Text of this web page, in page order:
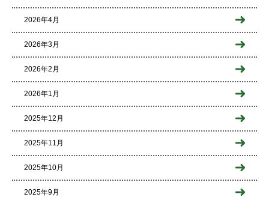
2026年4月
2026年3月
2026年2月
2026年1月
2025年12月
2025年11月
2025年10月
2025年9月